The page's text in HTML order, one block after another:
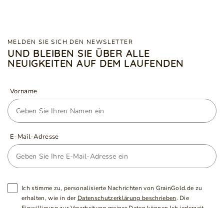
MELDEN SIE SICH DEN NEWSLETTER
UND BLEIBEN SIE ÜBER ALLE
NEUIGKEITEN AUF DEM LAUFENDEN
Vorname
E-Mail-Adresse
Ich stimme zu, personalisierte Nachrichten von GrainGold.de zu
erhalten, wie in der Datenschutzerklärung beschrieben. Die